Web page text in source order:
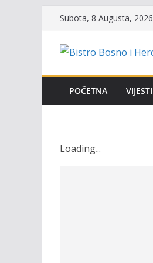
Skip
content
Subota, 8 Augusta, 2026
POČETNA VIJESTI
Loading...